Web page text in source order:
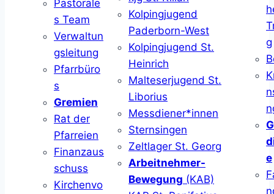
Pastorale
s Team
Verwaltun
gsleitung
Pfarrbüro
s
Gremien
Rat der
Pfarreien
Finanzaus
schuss
Kirchenvo
Kolpingjugend
Paderborn-West
Kolpingjugend St.
Heinrich
Malteserjugend St.
Liborius
Messdiener*innen
Sternsingen
Zeltlager St. Georg
Arbeitnehmer-
Bewegung (KAB)
g
e